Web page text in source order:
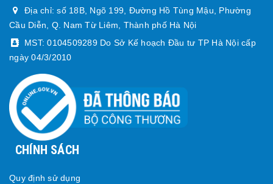
Địa chỉ: số 18B, Ngõ 199, Đường Hồ Tùng Mậu, Phường
Cầu Diễn, Q. Nam Từ Liêm, Thành phố Hà Nội
MST: 0104509289 Do Sở Kế hoạch Đầu tư TP Hà Nội cấp
ngày 04/3/2010
CHÍNH SÁCH
Quy định sử dụng